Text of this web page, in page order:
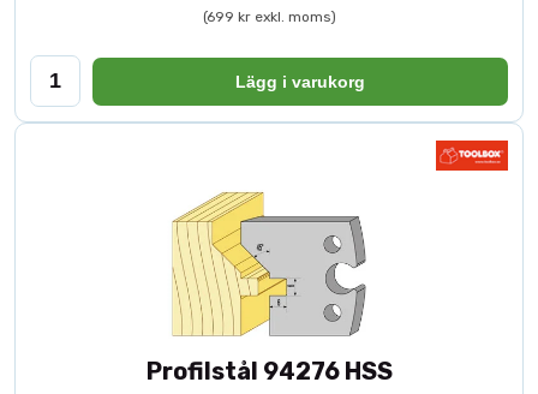
(699 kr exkl. moms)
Lägg i varukorg
Profilstål 94276 HSS